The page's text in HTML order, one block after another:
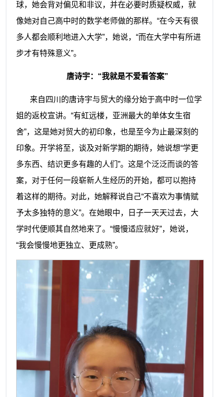
球，她会背对偏见和非议，并在必要时质疑权威，就
像她对自己高中时的数学老师做的那样。“在今天有很
多人都会顺利地进入大学”，她说，“而在大学中有所进
步才有特殊意义”。
唐诗宇：“我就是不爱看答案”
来自四川的唐诗宇与贸大的缘分始于高中时一位学
姐的返校宣讲。“有虹远楼，亚洲最大的单体女生宿
舍”，这是她对贸大的初印象，也是至今为止最深刻的
印象。开学将至，谈及对新学期的期待，她说想“学更
多东西、结识更多有趣的人们”。这是个泛泛而谈的答
案，对于任何一段崭新人生经历的开始，都可以抱持
着这样的期待。对此，她解释说自己“不喜欢为事情赋
予太多独特的意义”。在她眼中，日子一天天过去，大
学时代便顺其自然地来了。“慢慢适应就好”，她说，
“我会慢慢地更独立、更成熟”。